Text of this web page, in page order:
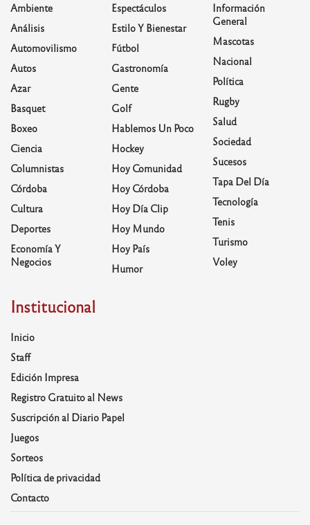
Ambiente
Análisis
Automovilismo
Autos
Azar
Basquet
Boxeo
Ciencia
Columnistas
Córdoba
Cultura
Deportes
Economía Y
Negocios
Espectáculos
Estilo Y Bienestar
Fútbol
Gastronomía
Gente
Golf
Hablemos Un Poco
Hockey
Hoy Comunidad
Hoy Córdoba
Hoy Día Clip
Hoy Mundo
Hoy País
Humor
Información
General
Mascotas
Nacional
Política
Rugby
Salud
Sociedad
Sucesos
Tapa Del Día
Tecnología
Tenis
Turismo
Voley
Institucional
Inicio
Staff
Edición Impresa
Registro Gratuito al News
Suscripción al Diario Papel
Juegos
Sorteos
Política de privacidad
Contacto